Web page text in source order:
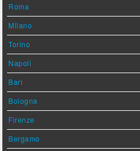
Roma
Milano
Torino
Napoli
Bari
Bologna
Firenze
Bergamo